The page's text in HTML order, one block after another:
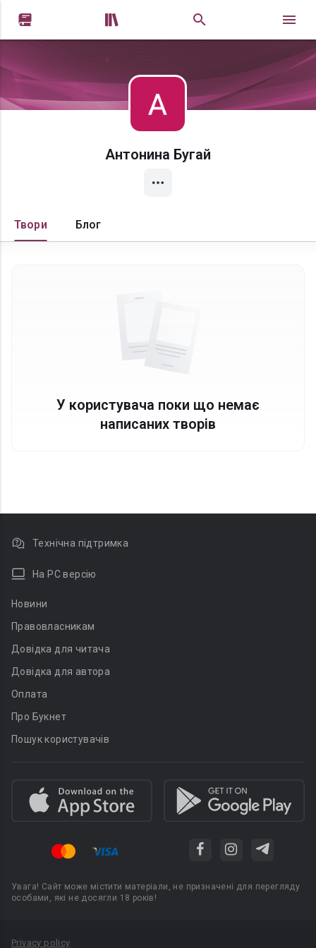
 
Антонина Бугай
Твори Блог
У користувача поки що немає
написаних творів
Технічна підтримка
На PC версію
Новини
Правовласникам
Довідка для читача
Довідка для автора
Оплата
Про Букнет
Пошук користувачів
Увага! Сайт може містити матеріали, не призначені для перегляду
особами, які не досягли 18 років!
Privacy policy